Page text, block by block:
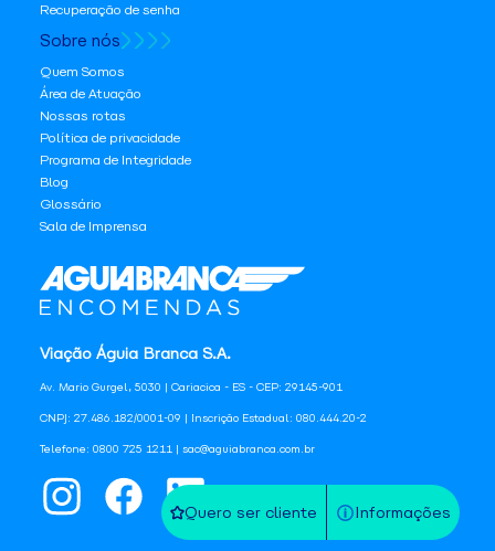
Quero ser cliente Informações
Viação Águia Branca S.A.
Av. Mario Gurgel, 5030 | Cariacica - ES - CEP: 29145-901
CNPJ: 27.486.182/0001-09 | Inscrição Estadual: 080.444.20-2
Telefone: 0800 725 1211 | sac@aguiabranca.com.br
Recuperação de senha
Sobre nós
Quem Somos
Área de Atuação
Nossas rotas
Política de privacidade
Programa de Integridade
Blog
Glossário
Sala de Imprensa